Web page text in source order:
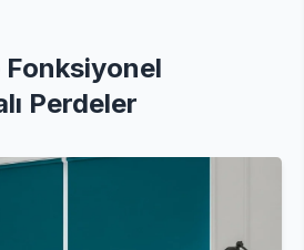
Perdeler